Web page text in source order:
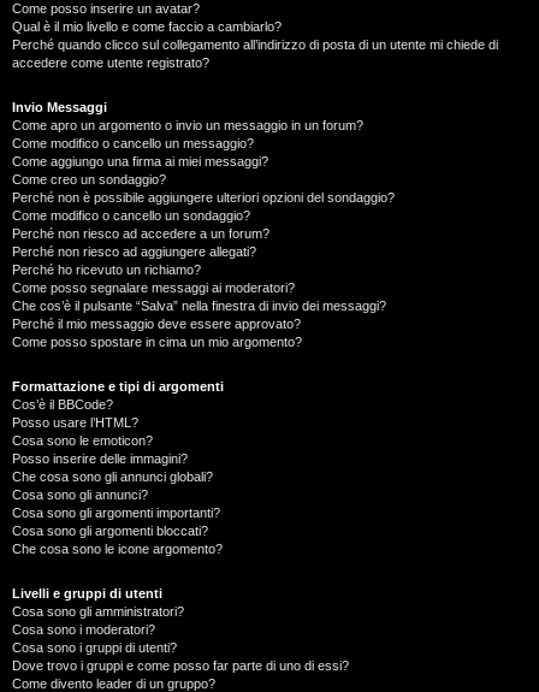
Come posso inserire un avatar?
Qual è il mio livello e come faccio a cambiarlo?
Perché quando clicco sul collegamento all’indirizzo di posta di un utente mi chiede di
accedere come utente registrato?
Invio Messaggi
Come apro un argomento o invio un messaggio in un forum?
Come modifico o cancello un messaggio?
Come aggiungo una firma ai miei messaggi?
Come creo un sondaggio?
Perché non è possibile aggiungere ulteriori opzioni del sondaggio?
Come modifico o cancello un sondaggio?
Perché non riesco ad accedere a un forum?
Perché non riesco ad aggiungere allegati?
Perché ho ricevuto un richiamo?
Come posso segnalare messaggi ai moderatori?
Che cos’è il pulsante “Salva” nella finestra di invio dei messaggi?
Perché il mio messaggio deve essere approvato?
Come posso spostare in cima un mio argomento?
Formattazione e tipi di argomenti
Cos’è il BBCode?
Posso usare l’HTML?
Cosa sono le emoticon?
Posso inserire delle immagini?
Che cosa sono gli annunci globali?
Cosa sono gli annunci?
Cosa sono gli argomenti importanti?
Cosa sono gli argomenti bloccati?
Che cosa sono le icone argomento?
Livelli e gruppi di utenti
Cosa sono gli amministratori?
Cosa sono i moderatori?
Cosa sono i gruppi di utenti?
Dove trovo i gruppi e come posso far parte di uno di essi?
Come divento leader di un gruppo?